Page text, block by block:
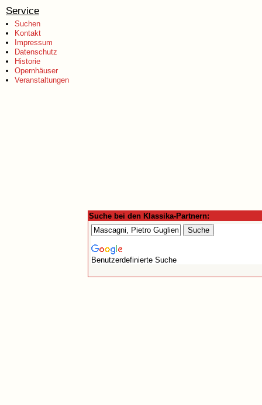
Service
Suchen
Kontakt
Impressum
Datenschutz
Historie
Opernhäuser
Veranstaltungen
Suche bei den Klassika-Partnern:
Benutzerdefinierte Suche